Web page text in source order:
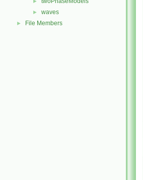
► waves
► File Members